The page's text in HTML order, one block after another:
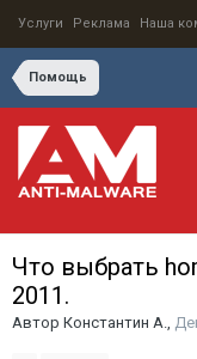
Услуги Реклама Наша
Помощь
Что выбрать
2011.
Автор Константин А.,